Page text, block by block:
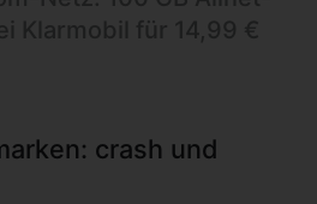
crash und